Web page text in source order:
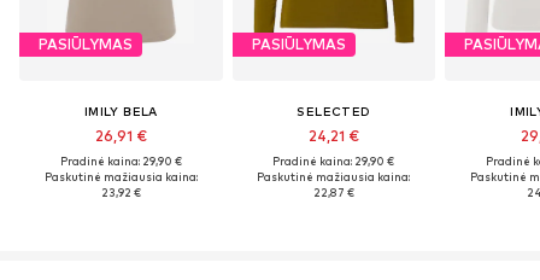
PASIŪLYMAS
IMILY BELA
26,91 €
Pradinė kaina: 29,90 €
Paskutinė mažiausia kaina:
23,92 €
PASIŪLYMAS
SELECTED
24,21 €
Pradinė kaina: 29,90 €
Paskutinė mažiausia kaina:
22,87 €
Pradinė
Paskutinė